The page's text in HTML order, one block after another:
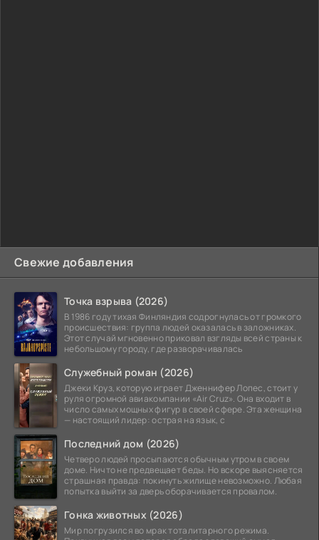
Свежие добавления
Точка взрыва (2026)
В 1986 году тихая Финляндия содрогнулась от громкого
происшествия: группа людей оказалась в заложниках.
Этот случай мгновенно приковал взгляды всей страны к
небольшому городу, где разворачивалась
Служебный роман (2026)
Джеки Круз, которую играет Дженнифер Лопес, стоит у
руля огромной авиакомпании «Air Cruz». Она входит в
число самых мощных фигур в своей сфере. Эта женщина
— настоящий лидер: острая на язык, с
Последний дом (2026)
Четверо людей просыпаются обычным утром в своем
доме. Ничто не предвещает беды. Но вскоре выясняется
страшная правда: покинуть жилище невозможно. Любая
попытка выйти за дверь оборачивается провалом.
Гонка животных (2026)
Мир погрузился во мрак тоталитарного режима.